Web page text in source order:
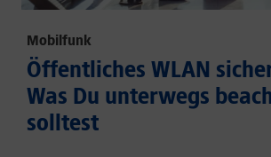
Mobilfunk
Öffentliches WLAN
Was Du unterwegs
solltest